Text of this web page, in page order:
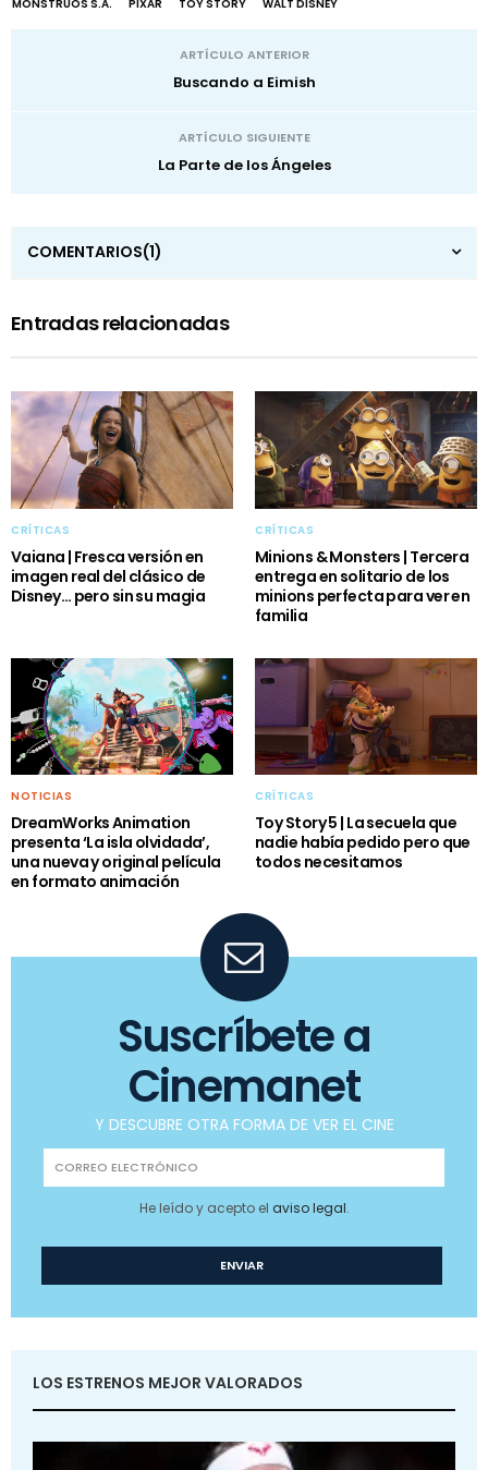
MONSTRUOS S.A. PIXAR TOY STORY WALT DISNEY
ARTÍCULO ANTERIOR
Buscando a Eimish
ARTÍCULO SIGUIENTE
La Parte de los Ángeles
COMENTARIOS(1)
Entradas relacionadas
CRÍTICAS
Vaiana | Fresca versión en
imagen real del clásico de
Disney… pero sin su magia
CRÍTICAS
Minions & Monsters | Tercera
entrega en solitario de los
minions perfecta para ver en
familia
NOTICIAS
DreamWorks Animation
presenta ‘La isla olvidada’,
una nueva y original película
en formato animación
CRÍTICAS
Toy Story 5 | La secuela que
nadie había pedido pero que
todos necesitamos
Suscríbete a
Cinemanet
Y DESCUBRE OTRA FORMA DE VER EL CINE
He leído y acepto el aviso legal.
LOS ESTRENOS MEJOR VALORADOS